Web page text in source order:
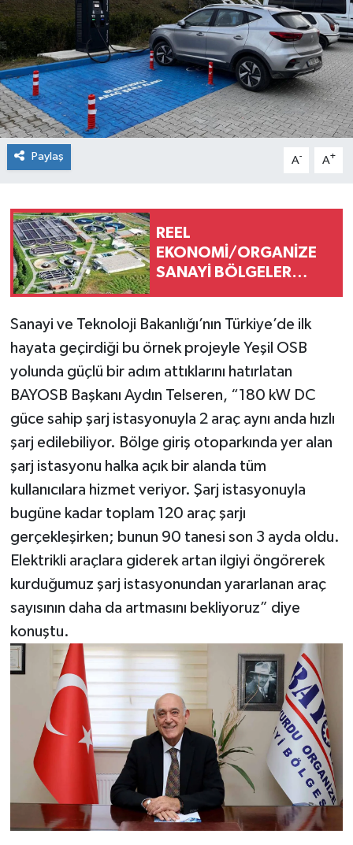
Paylaş A- A+
REEL
EKONOMİ/ORGANİZE
SANAYİ BÖLGELER
Sanayi ve Teknoloji Bakanlığı’nın Türkiye’de ilk
hayata geçirdiği bu örnek projeyle Yeşil OSB
yolunda güçlü bir adım attıklarını hatırlatan
BAYOSB Başkanı Aydın Telseren, “180 kW DC
güce sahip şarj istasyonuyla 2 araç aynı anda hızlı
şarj edilebiliyor. Bölge giriş otoparkında yer alan
şarj istasyonu halka açık bir alanda tüm
kullanıcılara hizmet veriyor. Şarj istasyonuyla
bugüne kadar toplam 120 araç şarjı
gerçekleşirken; bunun 90 tanesi son 3 ayda oldu.
Elektrikli araçlara giderek artan ilgiyi öngörerek
kurduğumuz şarj istasyonundan yararlanan araç
sayısının daha da artmasını bekliyoruz” diye
konuştu.
SÖYLEŞİ
ÜLKE
YAŞAM